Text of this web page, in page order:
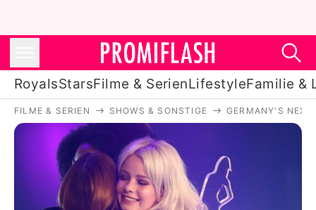
RoyalsStarsFilme & SerienLifestyleFamilie &
Royals
Stars
Filme & Serien
FILME & SERIEN SHOWS & SONSTIGE GERMANY'S NEXT